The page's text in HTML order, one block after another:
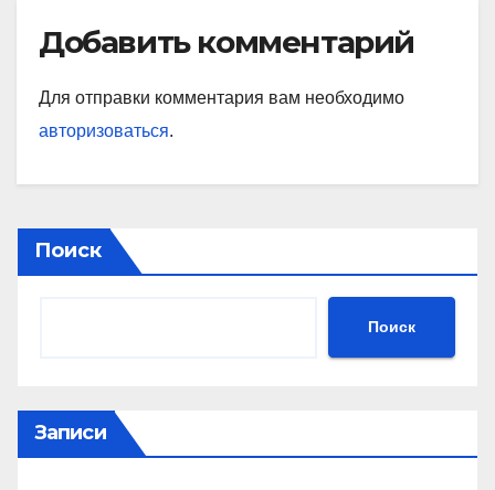
Добавить комментарий
Для отправки комментария вам необходимо
авторизоваться.
Поиск
Поиск
Записи